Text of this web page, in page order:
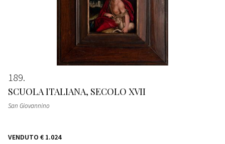
189
SCUOLA ITALIANA, SECOLO XVII
San Giovannino
VENDUTO € 1.024